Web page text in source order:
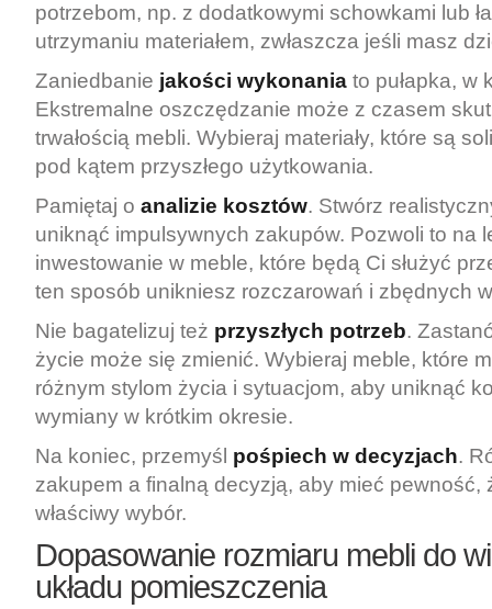
potrzebom, np. z dodatkowymi schowkami lub
utrzymaniu materiałem, zwłaszcza jeśli masz
Zaniedbanie jakości wykonania to pułapka, w
Ekstremalne oszczędzanie może z czasem
trwałością mebli. Wybieraj materiały, które są
pod kątem przyszłego użytkowania.
Pamiętaj o analizie kosztów. Stwórz
uniknąć impulsywnych zakupów. Pozwoli to na
inwestowanie w meble, które będą Ci służyć
ten sposób unikniesz rozczarowań i zbędnych
Nie bagatelizuj też przyszłych potrzeb.
życie może się zmienić. Wybieraj meble, które
różnym stylom życia i sytuacjom, aby uniknąć
wymiany w krótkim okresie.
Na koniec, przemyśl pośpiech w decyzjach.
zakupem a finalną decyzją, aby mieć pewność,
właściwy wybór.
Dopasowanie rozmiaru mebli do
układu pomieszczenia